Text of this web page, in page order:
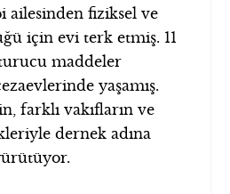
ailesinden fiziksel ve
için evi terk etmiş. 11
maddeler
yaşamış.
farklı vakıfların ve
dernek adına